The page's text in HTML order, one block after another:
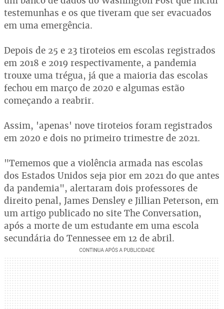
testemunhas e os que tiveram que ser evacuados
em uma emergência.
Depois de 25 e 23 tiroteios em escolas registrados
em 2018 e 2019 respectivamente, a pandemia
trouxe uma trégua, já que a maioria das escolas
fechou em março de 2020 e algumas estão
começando a reabrir.
Assim, 'apenas' nove tiroteios foram registrados
em 2020 e dois no primeiro trimestre de 2021.
"Tememos que a violência armada nas escolas
dos Estados Unidos seja pior em 2021 do que antes
da pandemia", alertaram dois professores de
direito penal, James Densley e Jillian Peterson, em
um artigo publicado no site The Conversation,
após a morte de um estudante em uma escola
secundária do Tennessee em 12 de abril.